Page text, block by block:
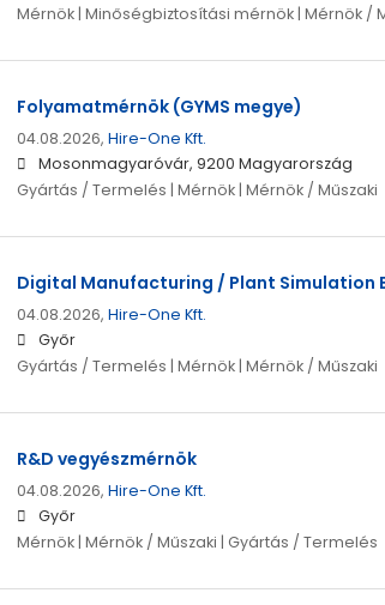
Mérnök | Minőségbiztosítási mérnök | Mérnök /
Folyamatmérnök (GYMS megye)
04.08.2026, Hire-One Kft.
Mosonmagyaróvár, 9200 Magyarország
Gyártás / Termelés | Mérnök | Mérnök / Műszaki
Digital Manufacturing / Plant Simulation
04.08.2026, Hire-One Kft.
Győr
Gyártás / Termelés | Mérnök | Mérnök / Műszaki
R&D vegyészmérnök
04.08.2026, Hire-One Kft.
Győr
Mérnök | Mérnök / Műszaki | Gyártás / Termelés